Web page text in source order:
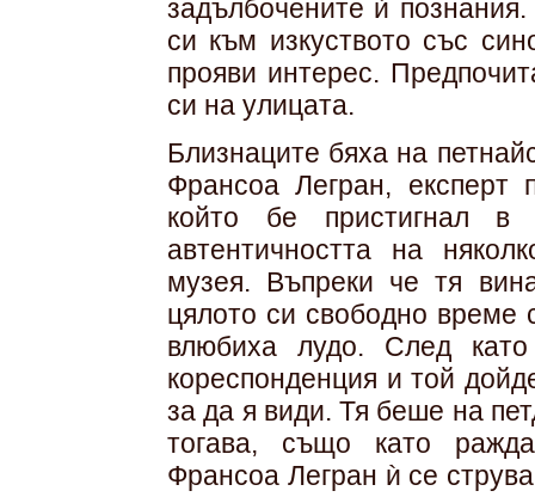
задълбочените ѝ
си към изкуството със
прояви интерес.
си на улицата.
Близнаците бяха на
Франсоа Легран, експерт
който бе пристигнал
автентичността на
музея. Въпреки че тя
цялото си свободно време
влюбиха лудо. След
кореспонденция и той
за да я види. Тя беше на
тогава, също като
Франсоа Легран ѝ се